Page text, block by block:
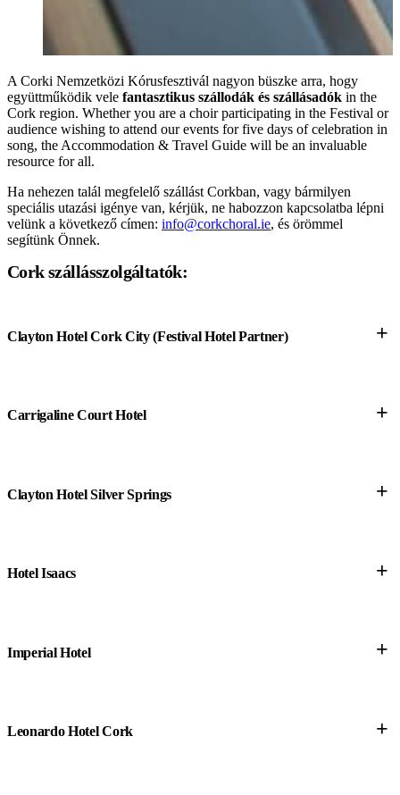
A Corki Nemzetközi Kórusfesztivál nagyon büszke arra, hogy
együttműködik vele fantasztikus szállodák és szállásadók in the
Cork region. Whether you are a choir participating in the Festival or
audience wishing to attend our events for five days of celebration in
song, the Accommodation & Travel Guide will be an invaluable
resource for all.
Ha nehezen talál megfelelő szállást Corkban, vagy bármilyen
speciális utazási igénye van, kérjük, ne habozzon kapcsolatba lépni
velünk a következő címen: info@corkchoral.ie, és örömmel
segítünk Önnek.
Cork szállásszolgáltatók:
Clayton Hotel Cork City (Festival Hotel Partner) +
Carrigaline Court Hotel +
Clayton Hotel Silver Springs +
Hotel Isaacs +
Imperial Hotel +
Leonardo Hotel Cork +